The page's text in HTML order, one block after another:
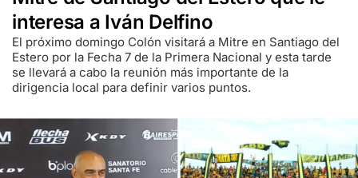
interesa a Iván Delfino
El próximo domingo Colón visitará a Mitre en Santiago del
Estero por la Fecha 7 de la Primera Nacional y esta tarde
se llevará a cabo la reunión más importante de la
dirigencia local para definir varios puntos.